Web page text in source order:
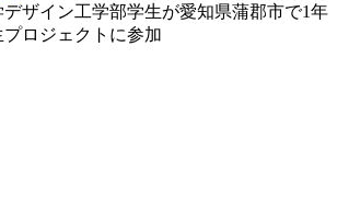
ザイン工学部学生が愛知県蒲郡市で1年
プロジェクトに参加